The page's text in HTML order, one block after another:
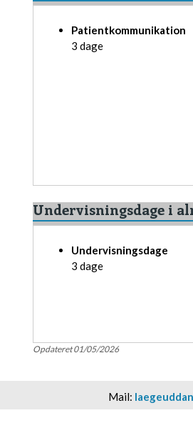
Patientkommunikation
3 dage
Undervisningsdage i
Undervisningsdage
​3 dage
Opdateret 01/05/2026
Mail: